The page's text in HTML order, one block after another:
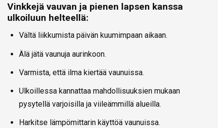
Vinkkejä vauvan ja pienen lapsen kanssa
ulkoiluun helteellä:
Vältä liikkumista päivän kuumimpaan aikaan.
Älä jätä vaunuja aurinkoon.
Varmista, että ilma kiertää vaunuissa.
Ulkoillessa kannattaa mahdollisuuksien mukaan
pysytellä varjoisilla ja viileämmillä alueilla.
Harkitse lämpömittarin käyttöä vaunuissa.